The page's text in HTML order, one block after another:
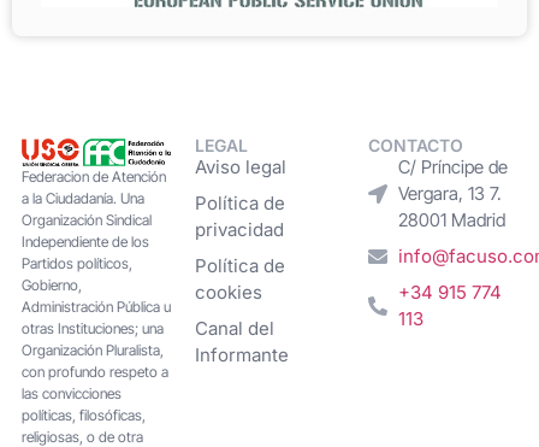
Federacion de Atención
a la Ciudadanía. Una
Organización Sindical
Independiente de los
Partidos políticos,
Gobierno,
Administración Pública u
otras Instituciones; una
Organización Pluralista,
con profundo respeto a
las convicciones
políticas, filosóficas,
religiosas, o de otra
LEGAL
Aviso legal
Política de
privacidad
Política de
cookies
Canal del
Informante
CONTACTO
C/ Príncipe de
Vergara, 13 7.
28001 Madrid
+34 915 774
113